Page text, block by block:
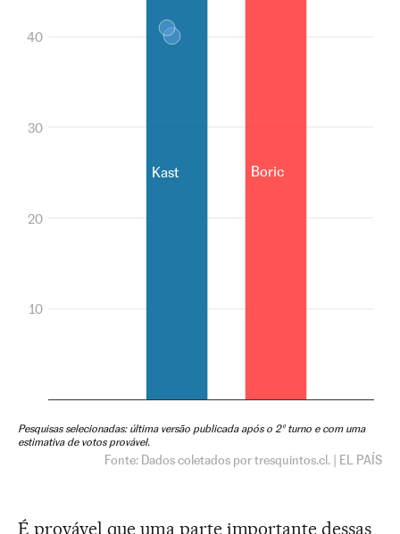
É provável que uma parte importante dessas